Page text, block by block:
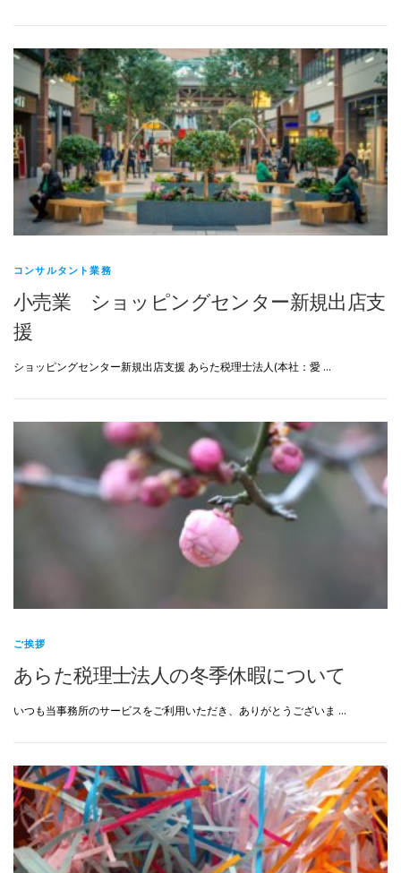
コンサルタント業務
小売業 ショッピングセンター新規出店支
援
ショッピングセンター新規出店支援 あらた税理士法人(本社：愛 …
ご挨拶
あらた税理士法人の冬季休暇について
いつも当事務所のサービスをご利用いただき、ありがとうございま …